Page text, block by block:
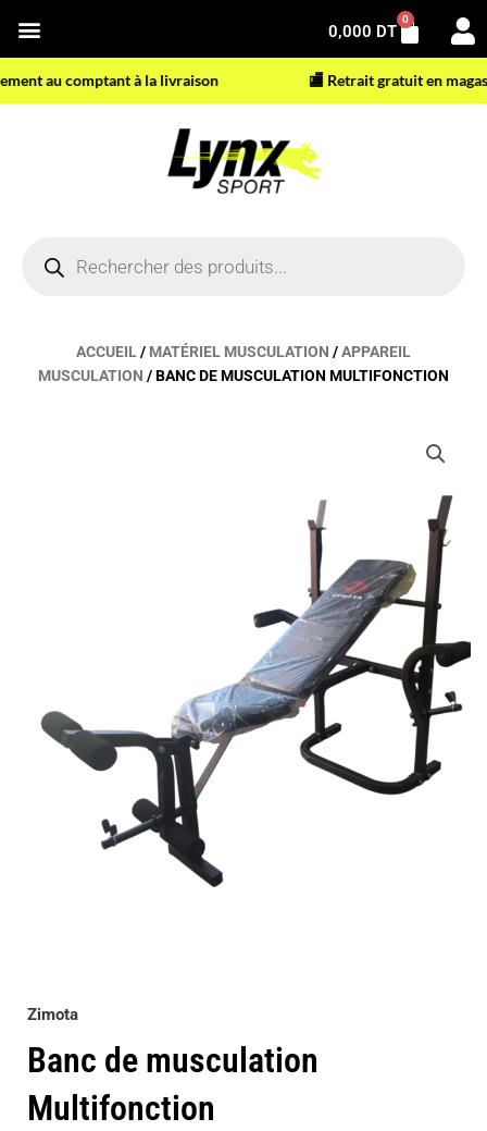
contenu
0,000 DT
0
Panier
au comptant à la livraison 🏬 Retrait gratuit en magasin
produits
ACCUEIL/ MATÉRIEL MUSCULATION /APPAREIL
MUSCULATION / BANC DE MUSCULATION MULTIFONCTION
Zimota
Banc de musculation
Multifonction